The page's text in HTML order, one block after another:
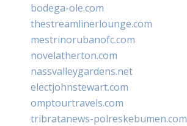
bodega-ole.com
thestreamlinerlounge.com
mestrinorubanofc.com
novelatherton.com
nassvalleygardens.net
electjohnstewart.com
omptourtravels.com
tribratanews-polreskebumen.com